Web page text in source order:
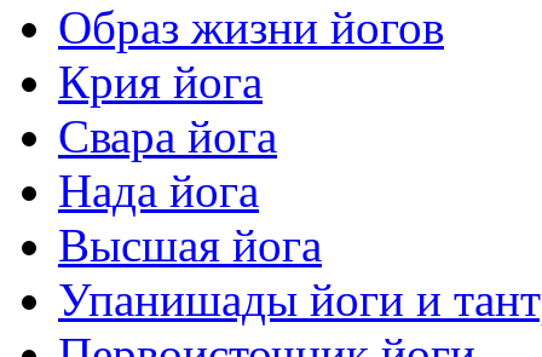
Образ жизни йогов
Крия йога
Свара йога
Нада йога
Высшая йога
Упанишады йоги и